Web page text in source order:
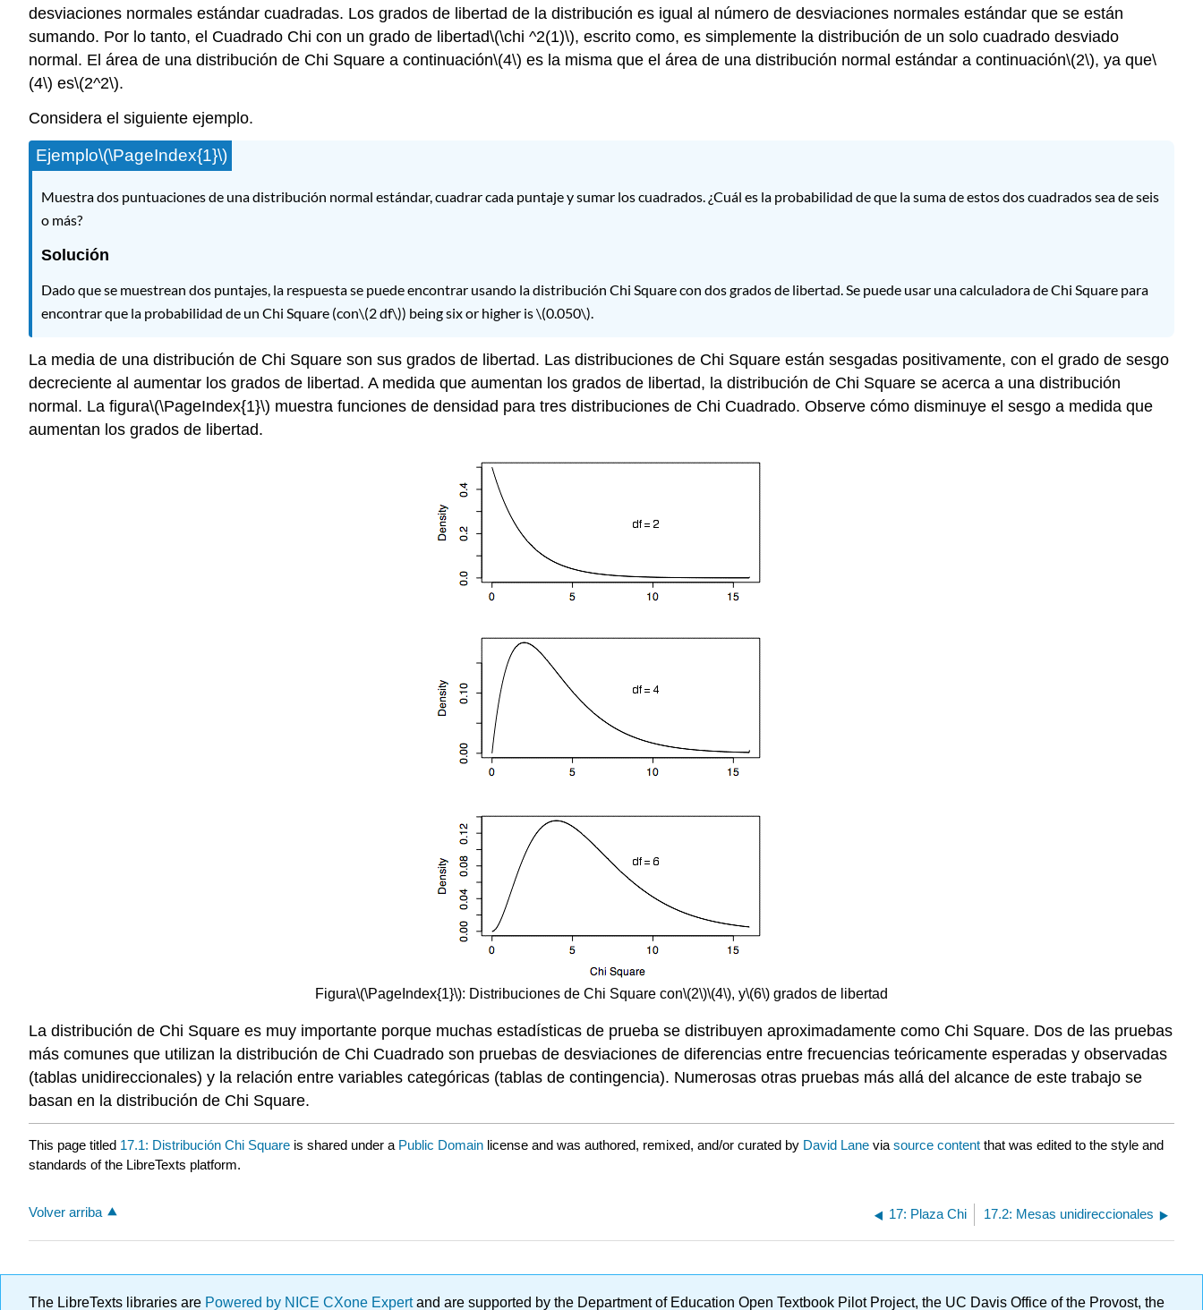
desviaciones normales estándar cuadradas. Los grados de libertad de la distribución es igual al número de desviaciones normales estándar que se están
sumando. Por lo tanto, el Cuadrado Chi con un grado de libertad\(\chi ^2(1)\), escrito como, es simplemente la distribución de un solo cuadrado desviado
normal. El área de una distribución de Chi Square a continuación\(4\) es la misma que el área de una distribución normal estándar a continuación\(2\), ya que\
(4\) es\(2^2\).
Considera el siguiente ejemplo.
Ejemplo\(\PageIndex{1}\)
Muestra dos puntuaciones de una distribución normal estándar, cuadrar cada puntaje y sumar los cuadrados. ¿Cuál es la probabilidad de que la suma de estos dos cuadrados sea de seis
o más?
Solución
Dado que se muestrean dos puntajes, la respuesta se puede encontrar usando la distribución Chi Square con dos grados de libertad. Se puede usar una calculadora de Chi Square para
encontrar que la probabilidad de un Chi Square (con\(2 df\)) being six or higher is\(0.050\)
La media de una distribución de Chi Square son sus grados de libertad. Las distribuciones de Chi Square están sesgadas positivamente, con el grado de sesgo
decreciente al aumentar los grados de libertad. A medida que aumentan los grados de libertad, la distribución de Chi Square se acerca a una distribución
normal. La figura\(\PageIndex{1}\) muestra funciones de densidad para tres distribuciones de Chi Cuadrado. Observe cómo disminuye el sesgo a medida que
aumentan los grados de libertad.
Figura\(\PageIndex{1}\): Distribuciones de Chi Square con\(2\)\(4\), y\(6\) grados de libertad
La distribución de Chi Square es muy importante porque muchas estadísticas de prueba se distribuyen aproximadamente como Chi Square. Dos de las pruebas
más comunes que utilizan la distribución de Chi Cuadrado son pruebas de desviaciones de diferencias entre frecuencias teóricamente esperadas y observadas
(tablas unidireccionales) y la relación entre variables categóricas (tablas de contingencia). Numerosas otras pruebas más allá del alcance de este trabajo se
basan en la distribución de Chi Square.
This page titled 17.1: Distribución Chi Square is shared under a Public Domain license and was authored, remixed, and/or curated by David Lane via source content that was edited to the style and
standards of the LibreTexts platform.
Volver arriba 17: Plaza Chi 17.2: Mesas unidireccionales
The LibreTexts libraries are Powered by NICE CXone Expertand are supported by the Department of Education Open Textbook Pilot Project, the UC Davis Office of the Provost, the